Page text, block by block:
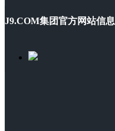
J9.COM集团官方网站信息